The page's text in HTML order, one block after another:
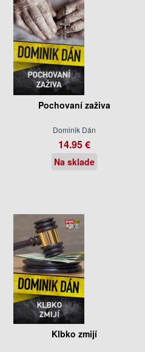
Pochovaní zaživa
Dominik Dán
14.95 €
Na sklade
Klbko zmijí